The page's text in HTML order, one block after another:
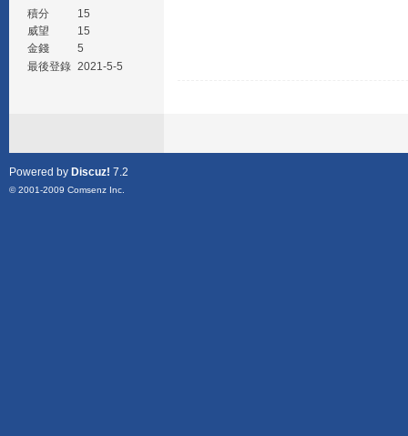
積分
15
威望
15
金錢
5
最後登錄 2021-5-5
Powered by Discuz! 7.2
© 2001-2009 Comsenz Inc.